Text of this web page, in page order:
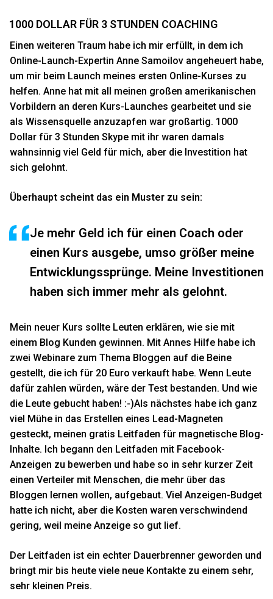
1000 DOLLAR FÜR 3 STUNDEN COACHING
Einen weiteren Traum habe ich mir erfüllt, in dem ich
Online-Launch-Expertin Anne Samoilov angeheuert habe,
um mir beim Launch meines ersten Online-Kurses zu
helfen. Anne hat mit all meinen großen amerikanischen
Vorbildern an deren Kurs-Launches gearbeitet und sie
als Wissensquelle anzuzapfen war großartig. 1000
Dollar für 3 Stunden Skype mit ihr waren damals
wahnsinnig viel Geld für mich, aber die Investition hat
sich gelohnt.
Überhaupt scheint das ein Muster zu sein:
Je mehr Geld ich für einen Coach oder
einen Kurs ausgebe, umso größer meine
Entwicklungssprünge. Meine Investitionen
haben sich immer mehr als gelohnt.
Mein neuer Kurs sollte Leuten erklären, wie sie mit
einem Blog Kunden gewinnen. Mit Annes Hilfe habe ich
zwei Webinare zum Thema Bloggen auf die Beine
gestellt, die ich für 20 Euro verkauft habe. Wenn Leute
dafür zahlen würden, wäre der Test bestanden. Und wie
die Leute gebucht haben! :-)Als nächstes habe ich ganz
viel Mühe in das Erstellen eines Lead-Magneten
gesteckt, meinen gratis Leitfaden für magnetische Blog-
Inhalte. Ich begann den Leitfaden mit Facebook-
Anzeigen zu bewerben und habe so in sehr kurzer Zeit
einen Verteiler mit Menschen, die mehr über das
Bloggen lernen wollen, aufgebaut. Viel Anzeigen-Budget
hatte ich nicht, aber die Kosten waren verschwindend
gering, weil meine Anzeige so gut lief.
Der Leitfaden ist ein echter Dauerbrenner geworden und
bringt mir bis heute viele neue Kontakte zu einem sehr,
sehr kleinen Preis.